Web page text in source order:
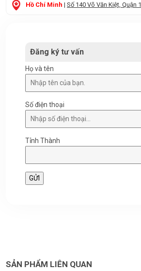
Hồ Chí Minh | Số 140 Võ Văn Kiệt, Quận 1
Đăng ký tư vấn
Họ và tên
Số điện thoại
Tỉnh Thành
SẢN PHẨM LIÊN QUAN